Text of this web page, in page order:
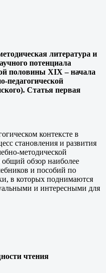
литература и
потенциала
половины XIX – начала
педагогической
Статья первая
контексте в
становления и развития
методической
общий обзор наиболее
и пособий по
в которых поднимаются
и интересными для
чтения